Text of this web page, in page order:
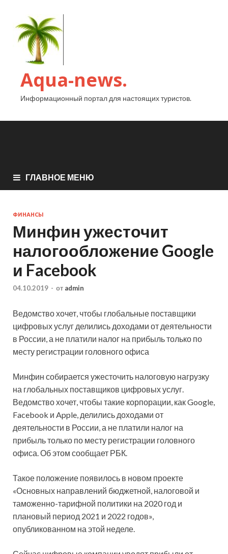
Aqua-news.
Информационный портал для настоящих туристов.
ГЛАВНОЕ МЕНЮ
ФИНАНСЫ
Минфин ужесточит
налогообложение Google
и Facebook
04.10.2019 - от admin
Ведомство хочет, чтобы глобальные поставщики
цифровых услуг делились доходами от деятельности
в России, а не платили налог на прибыль только по
месту регистрации головного офиса
Минфин собирается ужесточить налоговую нагрузку
на глобальных поставщиков цифровых услуг.
Ведомство хочет, чтобы такие корпорации, как Google,
Facebook и Apple, делились доходами от
деятельности в России, а не платили налог на
прибыль только по месту регистрации головного
офиса. Об этом сообщает РБК.
Такое положение появилось в новом проекте
«Основных направлений бюджетной, налоговой и
таможенно-тарифной политики на 2020 год и
плановый период 2021 и 2022 годов»,
опубликованном на этой неделе.